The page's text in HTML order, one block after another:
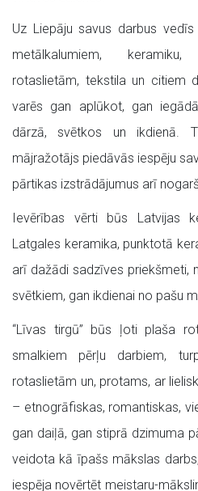
Uz Liepāju savus darbus
metālkalumiem,
rotaslietām, tekstila un citiem
varēs gan aplūkot, gan
dārzā, svētkos un ikdienā.
mājražotājs piedāvās iespēju
pārtikas izstrādājumus arī
Ievērības vērti būs Latvijas
Latgales keramika, punktotā
arī dažādi sadzīves priekšmeti,
svētkiem, gan ikdienai no pašu
“Līvas tirgū” būs ļoti plaša
smalkiem pērļu darbiem,
rotaslietām un, protams, ar
– etnogrāfiskas, romantiskas,
gan daiļā, gan stiprā dzimuma
veidota kā īpašs mākslas
iespēja novērtēt meistaru-